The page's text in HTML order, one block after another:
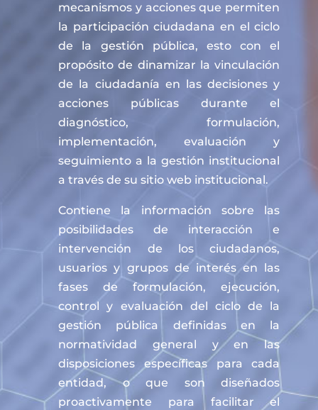
mecanismos y acciones que permiten
la participación ciudadana en el ciclo
de la gestión pública, esto con el
propósito de dinamizar la vinculación
de la ciudadanía en las decisiones y
acciones públicas durante el
diagnóstico, formulación,
implementación, evaluación y
seguimiento a la gestión institucional
a través de su sitio web institucional.
Contiene la información sobre las
posibilidades de interacción e
intervención de los ciudadanos,
usuarios y grupos de interés en las
fases de formulación, ejecución,
control y evaluación del ciclo de la
gestión pública definidas en la
normatividad general y en las
disposiciones específicas para cada
entidad, o que son diseñados
proactivamente para facilitar el